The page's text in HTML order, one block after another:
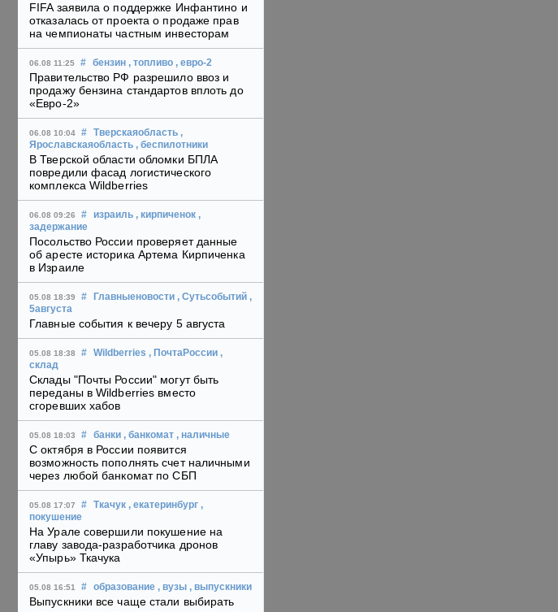
FIFA заявила о поддержке Инфантино и
отказалась от проекта о продаже прав
на чемпионаты частным инвесторам
06.08 11:25 # бензин , топливо , евро-2
Правительство РФ разрешило ввоз и
продажу бензина стандартов вплоть до
«Евро-2»
06.08 10:04 # Тверскаяобласть ,
Ярославскаяобласть , беспилотники
В Тверской области обломки БПЛА
повредили фасад логистического
комплекса Wildberries
06.08 09:26 # израиль , кирпиченок ,
задержание
Посольство России проверяет данные
об аресте историка Артема Кирпиченка
в Израиле
05.08 18:39 # Главныеновости , Сутьсобытий ,
5августа
Главные события к вечеру 5 августа
05.08 18:38 # Wildberries , ПочтаРоссии ,
склад
Склады "Почты России" могут быть
переданы в Wildberries вместо
сгоревших хабов
05.08 18:03 # банки , банкомат , наличные
С октября в России появится
возможность пополнять счет наличными
через любой банкомат по СБП
05.08 17:07 # Ткачук , екатеринбург ,
покушение
На Урале совершили покушение на
главу завода-разработчика дронов
«Упырь» Ткачука
05.08 16:51 # образование , вузы , выпускники
Выпускники все чаще стали выбирать